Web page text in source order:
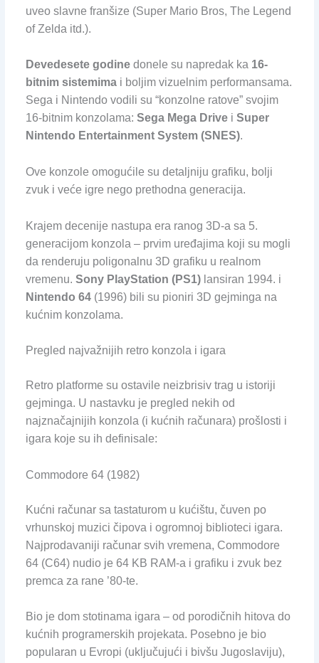
uveo slavne franšize (Super Mario Bros, The Legend
of Zelda itd.).
Devedesete godinedonele su napredak ka 16-
bitnim sistemimai boljim vizuelnim performansama.
Sega i Nintendo vodili su “konzolne ratove” svojim
16-bitnim konzolama: Sega Mega Drivei Super
Nintendo Entertainment System (SNES).
Ove konzole omogućile su detaljniju grafiku, bolji
zvuk i veće igre nego prethodna generacija.
Krajem decenije nastupa era ranog 3D-a sa 5.
generacijom konzola – prvim uređajima koji su mogli
da renderuju poligonalnu 3D grafiku u realnom
vremenu. Sony PlayStation (PS1)lansiran 1994. i
Nintendo 64(1996) bili su pioniri 3D gejminga na
kućnim konzolama.
Pregled najvažnijih retro konzola i igara
Retro platforme su ostavile neizbrisiv trag u istoriji
gejminga. U nastavku je pregled nekih od
najznačajnijih konzola (i kućnih računara) prošlosti i
igara koje su ih definisale:
Commodore 64 (1982)
Kućni računar sa tastaturom u kućištu, čuven po
vrhunskoj muzici čipova i ogromnoj biblioteci igara.
Najprodavaniji računar svih vremena, Commodore
64 (C64) nudio je 64 KB RAM-a i grafiku i zvuk bez
premca za rane ’80-te.
Bio je dom stotinama igara – od porodičnih hitova do
kućnih programerskih projekata. Posebno je bio
popularan u Evropi (uključujući i bivšu Jugoslaviju),